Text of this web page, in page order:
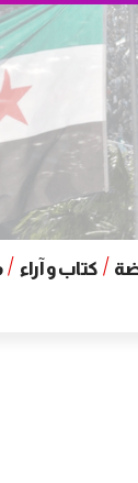
كتاب و آراء